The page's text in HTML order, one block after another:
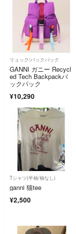
リュック/バックパック
GANNI ガニー Recycl
ed Tech Backpackバ
ックパック
¥10,290
Tシャツ(半袖/袖なし)
ganni 猫tee
¥2,500